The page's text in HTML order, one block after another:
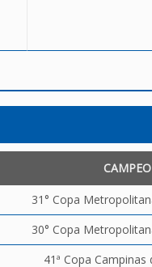
31° Copa
30° Copa
41ª Copa Campinas